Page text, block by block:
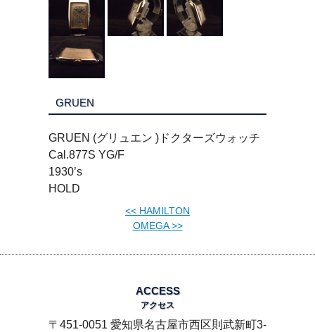
GRUEN
GRUEN (グリュエン )ドクターズウォッチ
Cal.877S YG/F
1930’s
HOLD
<< HAMILTON
OMEGA>>
ACCESS
アクセス
〒451-0051 愛知県名古屋市西区則武新町3-